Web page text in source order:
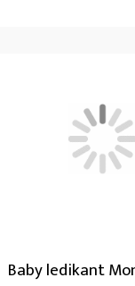
Baby ledikant